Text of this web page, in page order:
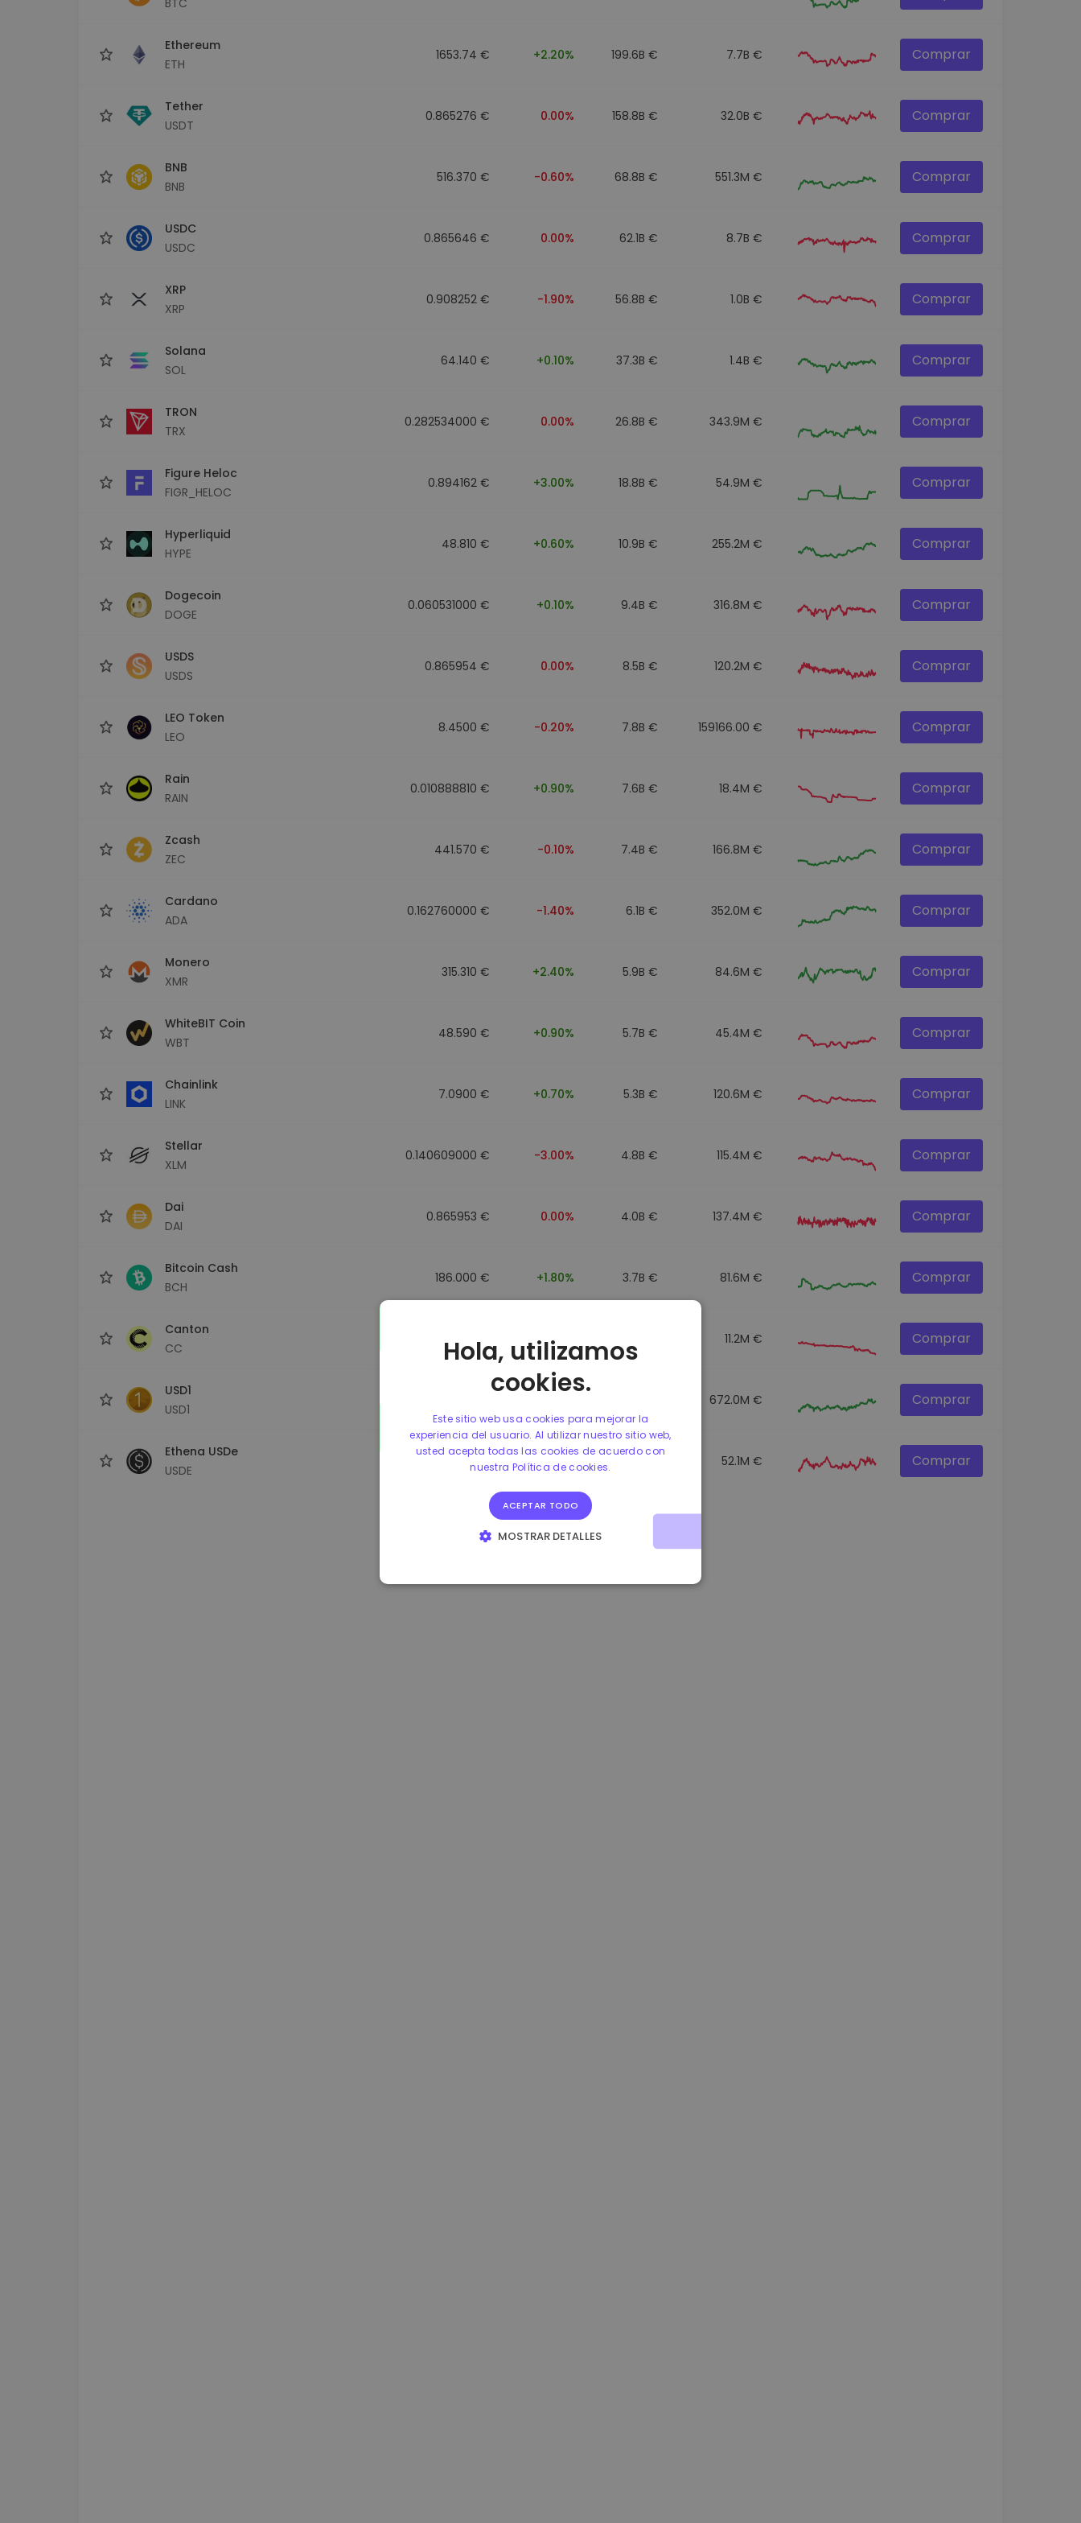
Ethereum
ETH
1653.74 € +2.20% 199.6B € 7.7B € Comprar
Tether
USDT
0.865276 € 0.00% 158.8B € 32.0B € Comprar
BNB
BNB
516.370 € -0.60% 68.8B € 551.3M € Comprar
USDC
USDC
0.865646 € 0.00% 62.1B € 8.7B € Comprar
XRP
XRP
0.908252 € -1.90% 56.8B € 1.0B € Comprar
Solana
SOL
64.140 € +0.10% 37.3B € 1.4B € Comprar
TRON
TRX
0.282534000 € 0.00% 26.8B € 343.9M € Comprar
Figure Heloc
FIGR_HELOC
0.894162 € +3.00% 18.8B € 54.9M € Comprar
Hyperliquid
HYPE
48.810 € +0.60% 10.9B € 255.2M € Comprar
Dogecoin
DOGE
0.060531000 € +0.10% 9.4B € 316.8M € Comprar
USDS
USDS
0.865954 € 0.00% 8.5B € 120.2M € Comprar
LEO Token
LEO
8.4500 € -0.20% 7.8B € 159166.00 € Comprar
Rain
RAIN
0.010888810 € +0.90% 7.6B € 18.4M € Comprar
Zcash
ZEC
441.570 € -0.10% 7.4B € 166.8M € Comprar
Cardano
ADA
0.162760000 € -1.40% 6.1B € 352.0M € Comprar
Monero
XMR
315.310 € +2.40% 5.9B € 84.6M € Comprar
WhiteBIT Coin
WBT
48.590 € +0.90% 5.7B € 45.4M € Comprar
Chainlink
LINK
7.0900 € +0.70% 5.3B € 120.6M € Comprar
Stellar
XLM
0.140609000 € -3.00% 4.8B € 115.4M € Comprar
Dai
DAI
0.865953 € 0.00% 4.0B € 137.4M € Comprar
Bitcoin Cash
BCH
186.000 € +1.80% 3.7B € 81.6M € Comprar
Canton
CC
0.088043000 € -6.40% 11.2M € Comprar
USD1
USD1
672.0M € Comprar
Ethena USDe
USDE
0.865660 € 0.00% 52.1M € Comprar
Hola, utilizamos
cookies.
Este sitio web usa cookies para mejorar la
experiencia del usuario. Al utilizar nuestro sitio web,
usted acepta todas las cookies de acuerdo con
nuestra Política de cookies.
ACEPTAR TODO
MOSTRAR DETALLES